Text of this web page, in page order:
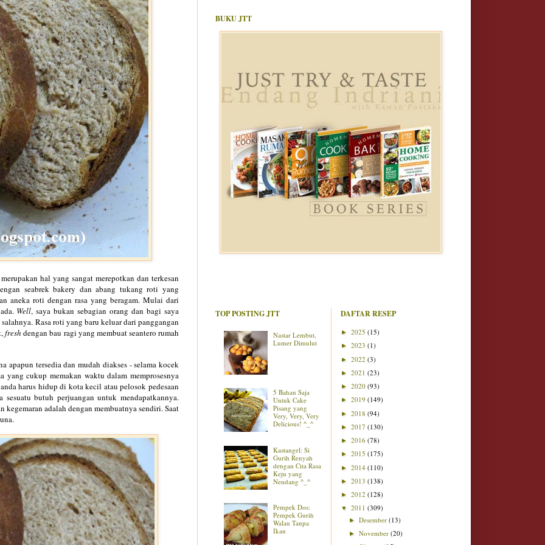
hal yang sangat merepotkan dan terkesan
seabrek bakery dan abang tukang roti yang
aneka roti dengan rasa yang beragam. Mulai dari
Well, saya bukan sebagian orang dan bagi saya
Rasa roti yang baru keluar dari panggangan
fresh dengan bau ragi yang membuat seantero rumah
tersedia dan mudah diakses - selama kocek
cukup memakan waktu dalam memprosesnya
harus hidup di kota kecil atau pelosok pedesaan
butuh perjuangan untuk mendapatkannya.
adalah dengan membuatnya sendiri. Saat
BUKU JTT
TOP POSTING JTT
Nastar Lembut,
Lumer Dimulut
5 Bahan Saja
Untuk Cake
Pisang yang
Very, Very, Very
Delicious! ^_^
Kastangel: Si
Gurih Renyah
dengan Cita Rasa
Keju yang
Nendang ^_^
Pempek Dos:
Pempek Gurih
Walau Tanpa
Ikan
DAFTAR RESEP
► 2025 (15)
► 2023 (1)
► 2022 (3)
► 2021 (23)
► 2020 (93)
► 2019 (149)
► 2018 (94)
► 2017 (130)
► 2016 (78)
► 2015 (175)
► 2014 (110)
► 2013 (138)
► 2012 (128)
▼ 2011 (309)
►Desember(13)
►November(20)